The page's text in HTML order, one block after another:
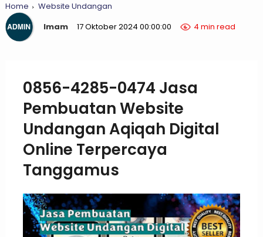
Home
Website Undangan
Imam
17 Oktober 2024 00:00:00 4 min read
0856-4285-0474 Jasa
Pembuatan Website
Undangan Aqiqah Digital
Online Terpercaya
Tanggamus